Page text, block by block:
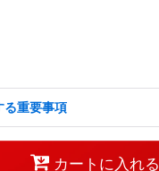
る重要事項
カートに入れる